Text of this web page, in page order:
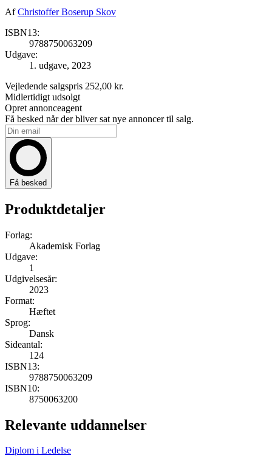
AfChristoffer Boserup Skov
ISBN13:
9788750063209
Udgave:
1. udgave, 2023
Vejledende salgspris 252,00 kr.
Midlertidigt udsolgt
Opret annonceagent
Få besked når der bliver sat nye annoncer til salg.
Få besked
Produktdetaljer
Forlag:
Akademisk Forlag
Udgave:
1
Udgivelsesår:
2023
Format:
Hæftet
Sprog:
Dansk
Sideantal:
124
ISBN13:
9788750063209
ISBN10:
8750063200
Relevante uddannelser
Diplom i Ledelse